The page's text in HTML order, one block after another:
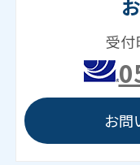
受
お問